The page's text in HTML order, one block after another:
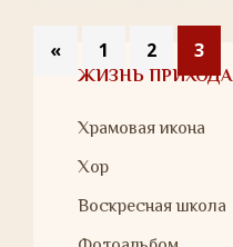
« 1 2 3
ЖИЗНЬ ПРИХОДА
Храмовая икона
Хор
Воскресная школа